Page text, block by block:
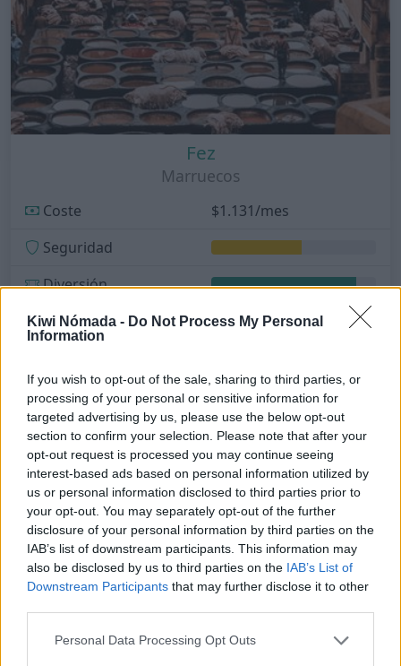
Kiwi Nómada - Do Not Process My Personal
Information
If you wish to opt-out of the sale, sharing to third parties, or
processing of your personal or sensitive information for
targeted advertising by us, please use the below opt-out
section to confirm your selection. Please note that after your
opt-out request is processed you may continue seeing
interest-based ads based on personal information utilized by
us or personal information disclosed to third parties prior to
your opt-out. You may separately opt-out of the further
disclosure of your personal information by third parties on the
IAB’s list of downstream participants. This information may
also be disclosed by us to third parties on the IAB’s List of
Downstream Participants that may further disclose it to other
Personal Data Processing Opt Outs
Fez
Marruecos
Coste
$1.131/mes
Seguridad
Diversión
Internet
10Mbps
12